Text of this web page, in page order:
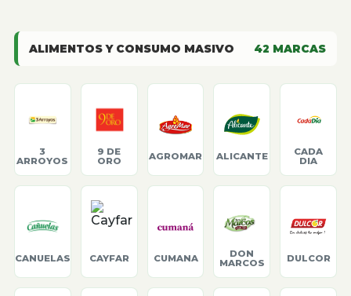
ALIMENTOS Y CONSUMO MASIVO 42 MARCAS
3
ARROYOS
9 DE
ORO
AGROMAR ALICANTE
CADA
DIA
CANUELAS CAYFAR CUMANA
DON
MARCOS
DULCOR